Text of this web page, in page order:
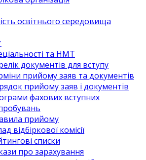
освітнього середовища
та НМТ
документів для вступу
прийому заяв та документів
прийому заяв і документів
фахових вступних
прийому
відбіркової комісії
списки
про зарахування